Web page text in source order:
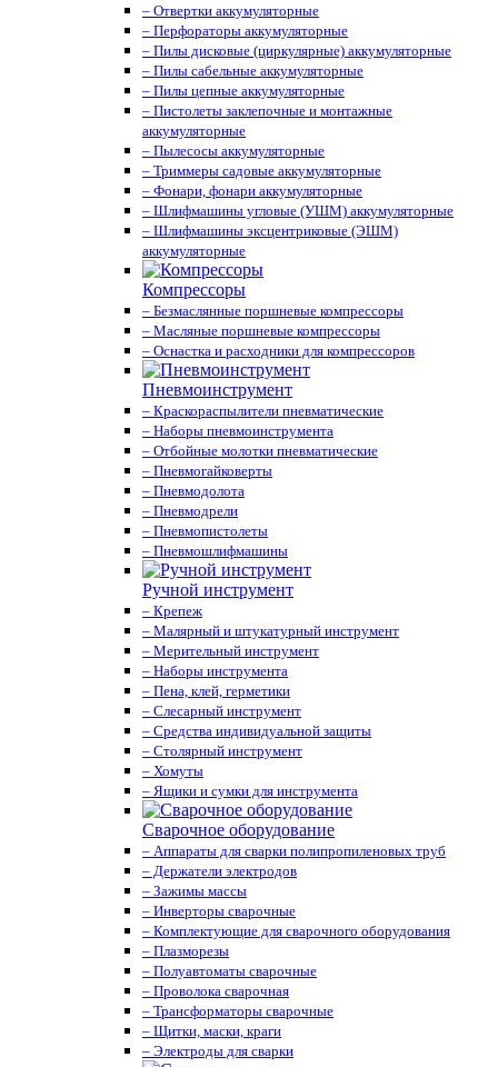
– Отвертки аккумуляторные
– Перфораторы аккумуляторные
– Пилы дисковые (циркулярные) аккумуляторные
– Пилы сабельные аккумуляторные
– Пилы цепные аккумуляторные
– Пистолеты заклепочные и монтажные
аккумуляторные
– Пылесосы аккумуляторные
– Триммеры садовые аккумуляторные
– Фонари, фонари аккумуляторные
– Шлифмашины угловые (УШМ) аккумуляторные
– Шлифмашины эксцентриковые (ЭШМ)
аккумуляторные
Компрессоры
– Безмаслянные поршневые компрессоры
– Масляные поршневые компрессоры
– Оснастка и расходники для компрессоров
Пневмоинструмент
– Краскораспылители пневматические
– Наборы пневмоинструмента
– Отбойные молотки пневматические
– Пневмогайковерты
– Пневмодолота
– Пневмодрели
– Пневмопистолеты
– Пневмошлифмашины
Ручной инструмент
– Крепеж
– Малярный и штукатурный инструмент
– Мерительный инструмент
– Наборы инструмента
– Пена, клей, герметики
– Слесарный инструмент
– Средства индивидуальной защиты
– Столярный инструмент
– Хомуты
– Ящики и сумки для инструмента
Сварочное оборудование
– Аппараты для сварки полипропиленовых труб
– Держатели электродов
– Зажимы массы
– Инверторы сварочные
– Комплектующие для сварочного оборудования
– Плазморезы
– Полуавтоматы сварочные
– Проволока сварочная
– Трансформаторы сварочные
– Щитки, маски, краги
– Электроды для сварки